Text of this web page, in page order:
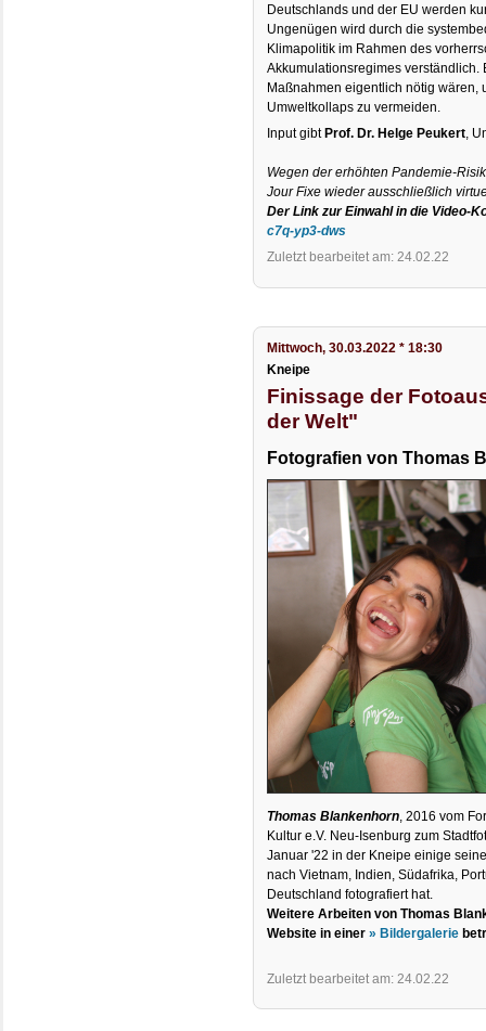
Deutschlands und der EU werden
Ungenügen wird durch die
Klimapolitik im Rahmen des
Akkumulationsregimes
Maßnahmen eigentlich nötig wären,
Umweltkollaps zu vermeiden.
Input gibt Prof. Dr. Helge Peukert,
Wegen der erhöhten Pandemie-
Jour Fixe wieder ausschließlich
Der Link zur Einwahl in die Video-
c7q-yp3-dws
Zuletzt bearbeitet am: 24.02.22
Mittwoch, 30.03.2022 * 18:30
Kneipe
Finissage der
der Welt"
Fotografien von Thomas
Thomas Blankenhorn, 2016 vom
Kultur e.V. Neu-Isenburg zum
Januar '22 in der Kneipe einige
nach Vietnam, Indien, Südafrika,
Deutschland fotografiert hat.
Weitere Arbeiten von Thomas
Website in einer » Bildergalerie
Zuletzt bearbeitet am: 24.02.22